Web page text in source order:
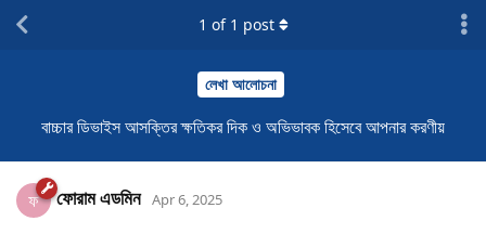
লেখা আলোচনা
বাচ্চার ডিভাইস আসক্তির ক্ষতিকর দিক ও অভিভাবক হিসেবে আপনার করণীয়
1 of 1 post
ফ ফোরাম এডমিন Apr 6, 2025